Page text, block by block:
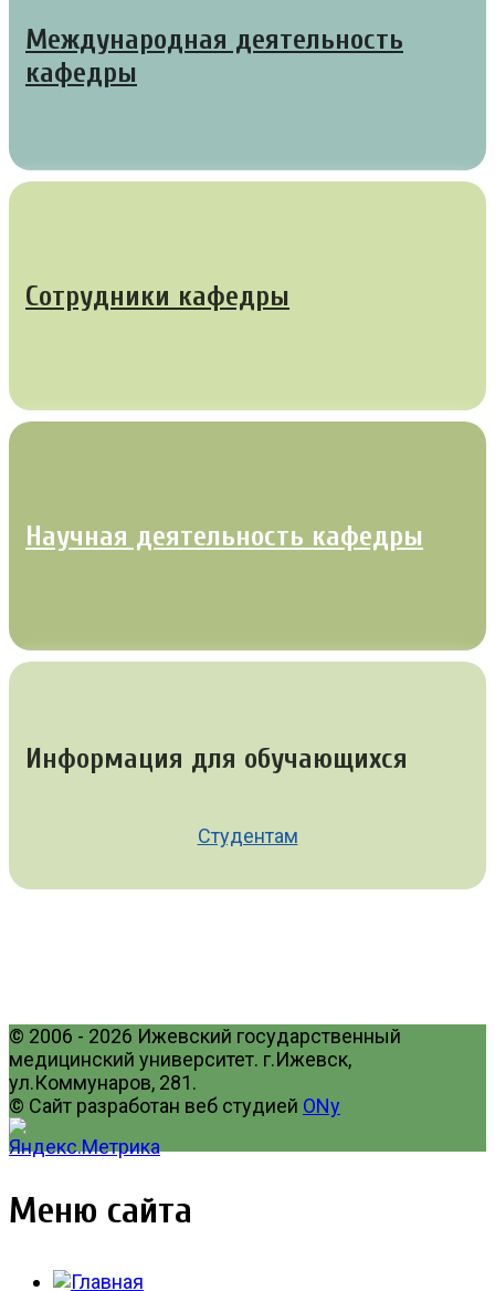
Международная деятельность
кафедры
Сотрудники кафедры
Научная деятельность кафедры
Информация для обучающихся
Студентам
© 2006 - 2026 Ижевский государственный
медицинский университет. г.Ижевск,
ул.Коммунаров, 281.
© Сайт разработан веб студией ONy
Меню сайта